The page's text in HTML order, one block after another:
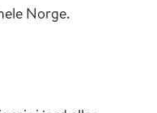
Norge.